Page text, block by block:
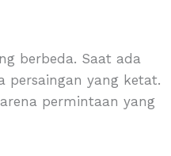
berbeda. Saat ada
persaingan yang ketat.
permintaan yang